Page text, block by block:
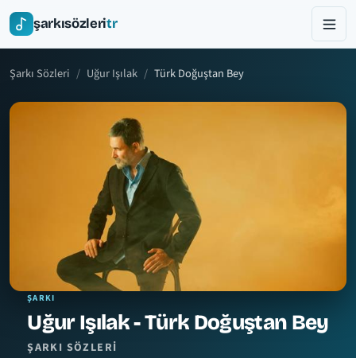
şarkısözleritr
Şarkı Sözleri Uğur Işılak Türk Doğuştan Bey
ŞARKI
Uğur Işılak - Türk Doğuştan Bey
ŞARKI SÖZLERI